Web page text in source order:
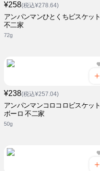
¥258(税込¥278.64)
アンパンマンひとくちビスケット
不二家
72g
¥238(税込¥257.04)
アンパンマンコロコロビスケット
ボーロ 不二家
50g